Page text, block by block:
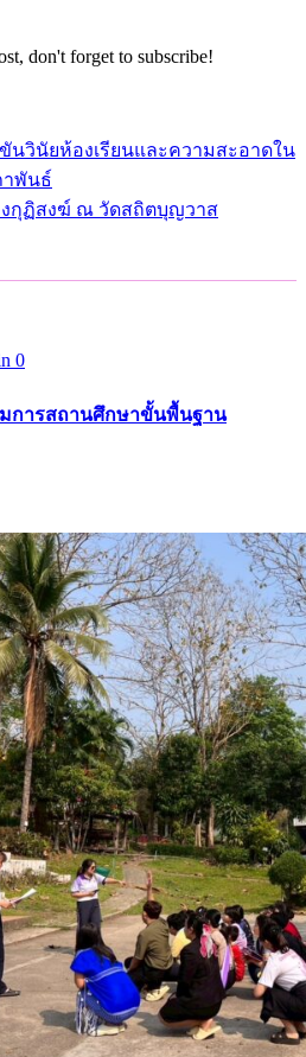
don't forget to subscribe!
นวินัยห้องเรียนและความสะอาดใน
าพันธ์
กุฏิสงฆ์ ณ วัดสถิตบุญวาส
0
การสถานศึกษาขั้นพื้นฐาน